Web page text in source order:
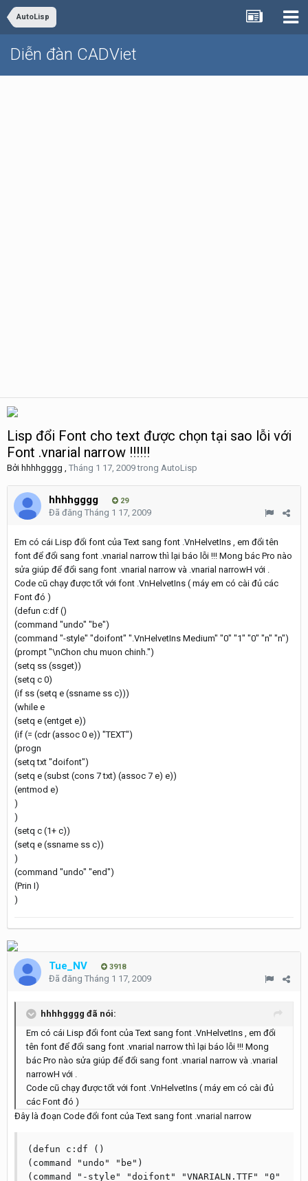
AutoLisp
Diễn đàn CADViet
Lisp đổi Font cho text được chọn tại sao lỗi với
Font .vnarial narrow !!!!!!
Bởi hhhhgggg , Tháng 1 17, 2009trong AutoLisp
hhhhgggg 29
Đã đăng Tháng 1 17, 2009
Em có cái Lisp đổi font của Text sang font .VnHelvetIns , em đổi tên
font để đổi sang font .vnarial narrow thì lại báo lỗi !!! Mong bác Pro nào
sửa giúp để đổi sang font .vnarial narrow và .vnarial narrowH với .
Code cũ chạy được tốt với font .VnHelvetIns ( máy em có cài đủ các
Font đó )
(defun c:df ()
(command "undo" "be")
(command "-style" "doifont" ".VnHelvetIns Medium" "0" "1" "0" "n" "n")
(prompt "\nChon chu muon chinh.")
(setq ss (ssget))
(setq c 0)
(if ss (setq e (ssname ss c)))
(while e
(setq e (entget e))
(if (= (cdr (assoc 0 e)) "TEXT")
(progn
(setq txt "doifont")
(setq e (subst (cons 7 txt) (assoc 7 e) e))
(entmod e)
)
)
(setq c (1+ c))
(setq e (ssname ss c))
)
(command "undo" "end")
(Prin I)
)
Tue_NV 3918
Đã đăng Tháng 1 17, 2009
hhhhgggg đã nói:
Em có cái Lisp đổi font của Text sang font .VnHelvetIns , em đổi
tên font để đổi sang font .vnarial narrow thì lại báo lỗi !!! Mong
bác Pro nào sửa giúp để đổi sang font .vnarial narrow và .vnarial
narrowH với .
Code cũ chạy được tốt với font .VnHelvetIns ( máy em có cài đủ
các Font đó )
Đây là đoạn Code đổi font của Text sang font .vnarial narrow
(defun c:df ()
(command "undo" "be")
(command "-style" "doifont" "VNARIALN.TTF" "0"